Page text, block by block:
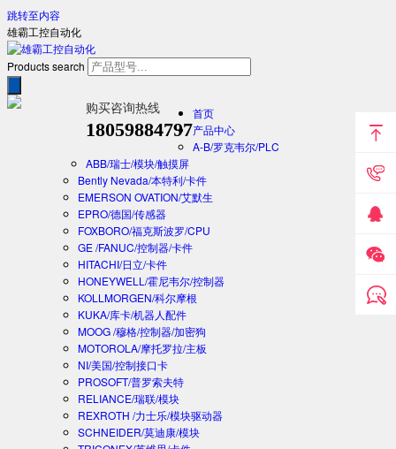
跳转至内容
雄霸工控自动化
Products search
购买咨询热线
18059884797
首页
产品中心
A-B/罗克韦尔/PLC
ABB/瑞士/模块/触摸屏
Bently Nevada/本特利/卡件
EMERSON OVATION/艾默生
EPRO/德国/传感器
FOXBORO/福克斯波罗/CPU
GE /FANUC/控制器/卡件
HITACHI/日立/卡件
HONEYWELL/霍尼韦尔/控制器
KOLLMORGEN/科尔摩根
KUKA/库卡/机器人配件
MOOG /穆格/控制器/加密狗
MOTOROLA/摩托罗拉/主板
NI/美国/控制接口卡
PROSOFT/普罗索夫特
RELIANCE/瑞联/模块
REXROTH /力士乐/模块驱动器
SCHNEIDER/莫迪康/模块